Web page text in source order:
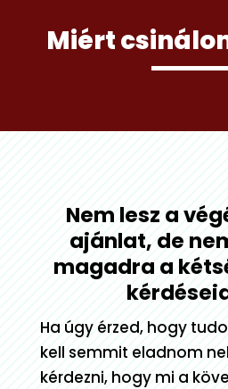
Miért
Nem lesz a
ajánlat, de
magadra a
Ha úgy érzed, hogy
kell semmit eladnom
kérdezni, hogy mi a